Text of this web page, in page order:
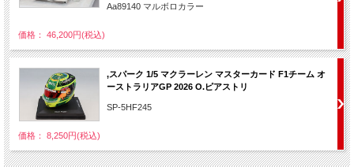
Aa89140 マルボロカラー
価格： 46,200円(税込)
,スパーク 1/5 マクラーレン マスターカード F1チーム オ
ーストラリアGP 2026 O.ピアストリ
SP-5HF245
価格： 8,250円(税込)